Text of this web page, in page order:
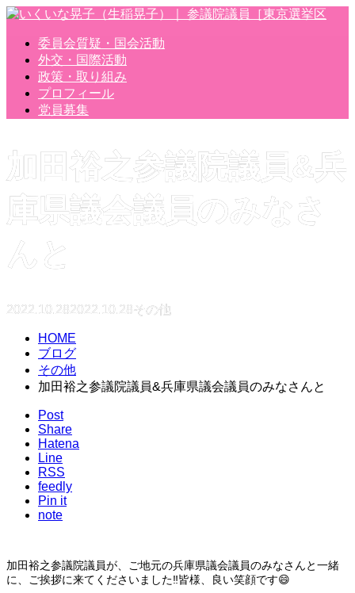
委員会質疑・国会活動
外交・国際活動
政策・取り組み
プロフィール
党員募集
加田裕之参議院議員&兵
庫県議会議員のみなさ
んと
2022.10.282022.10.28その他
HOME
ブログ
その他
加田裕之参議院議員&兵庫県議会議員のみなさんと
Post
Share
Hatena
Line
RSS
feedly
Pin it
note
加田裕之参議院議員が、ご地元の兵庫県議会議員のみなさんと一緒
に、ご挨拶に来てくださいました‼皆様、良い笑顔です😄